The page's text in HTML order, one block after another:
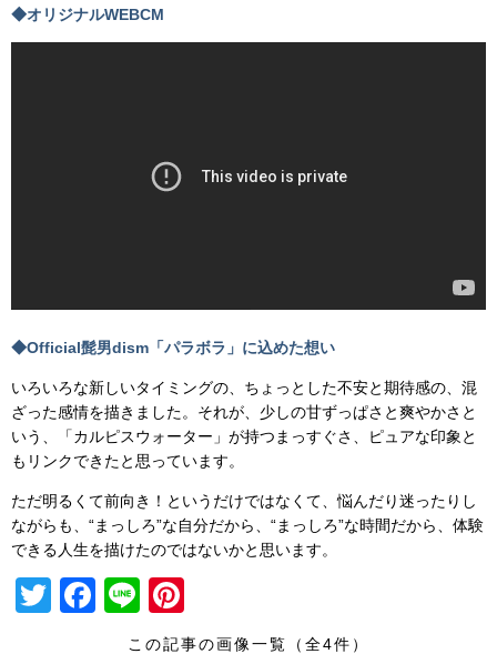
◆オリジナルWEBCM
◆Official髭男dism「パラボラ」に込めた想い
いろいろな新しいタイミングの、ちょっとした不安と期待感の、混
ざった感情を描きました。それが、少しの甘ずっぱさと爽やかさと
いう、「カルピスウォーター」が持つまっすぐさ、ピュアな印象と
もリンクできたと思っています。
ただ明るくて前向き！というだけではなくて、悩んだり迷ったりし
ながらも、“まっしろ”な自分だから、“まっしろ”な時間だから、体験
できる人生を描けたのではないかと思います。
T
F
Li
n
nt
この記事の画像一覧（全4件）